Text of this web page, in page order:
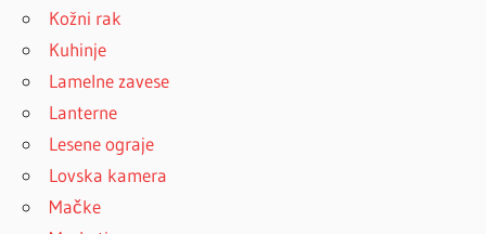
Kožni rak
Kuhinje
Lamelne zavese
Lanterne
Lesene ograje
Lovska kamera
Mačke